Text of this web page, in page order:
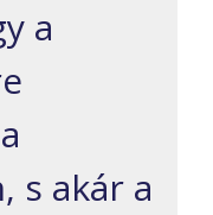
a
s akár a